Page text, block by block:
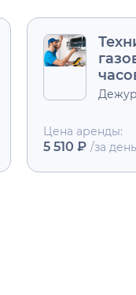
Цена аренды:
5 510 ₽ /за день